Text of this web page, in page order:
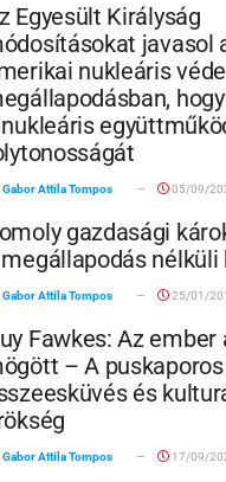
Egyesült Királyság
javasol
nukleáris
Gabor Attila Tompos 05/09/
gazdasági
nélküli
Gabor Attila Tompos 25/01/
Fawkes: Az ember
– A puskaporos
és
Gabor Attila Tompos 17/09/